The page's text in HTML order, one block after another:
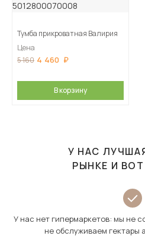
Тумба прикроватная Валирия
Цена
5 160 4 460
В корзину
У НАС
РЫНКЕ И
У нас нет гипермаркетов: мы не
не обслуживаем гектары